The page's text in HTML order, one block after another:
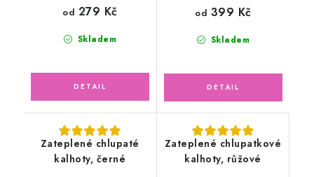
Skladem
od 279 Kč
Skladem
od 399 Kč
Zateplené chlupaté
kalhoty, černé
Zateplené chlupatkové
kalhoty, růžové